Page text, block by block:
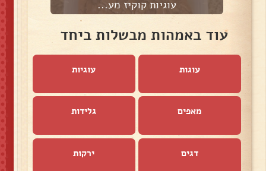
עוגיות קוקיז מע...
עוד באמהות מבשלות ביחד
עוגות עוגיות
מאפים גלידות
דגים ירקות